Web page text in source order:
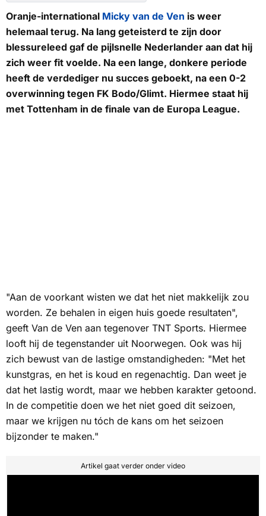
Oranje-international Micky van de Ven is weer
helemaal terug. Na lang geteisterd te zijn door
blessureleed gaf de pijlsnelle Nederlander aan dat hij
zich weer fit voelde. Na een lange, donkere periode
heeft de verdediger nu succes geboekt, na een 0-2
overwinning tegen FK Bodo/Glimt. Hiermee staat hij
met Tottenham in de finale van de Europa League.
"Aan de voorkant wisten we dat het niet makkelijk zou
worden. Ze behalen in eigen huis goede resultaten",
geeft Van de Ven aan tegenover TNT Sports. Hiermee
looft hij de tegenstander uit Noorwegen. Ook was hij
zich bewust van de lastige omstandigheden: "Met het
kunstgras, en het is koud en regenachtig. Dan weet je
dat het lastig wordt, maar we hebben karakter getoond.
In de competitie doen we het niet goed dit seizoen,
maar we krijgen nu tóch de kans om het seizoen
bijzonder te maken."
Artikel gaat verder onder video